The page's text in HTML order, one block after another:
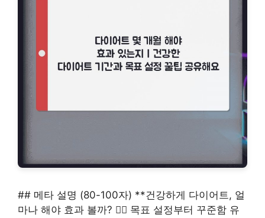
## 메타 설명 (80-100자) **건강하게 다이어트, 얼
마나 해야 효과 볼까? 🏃‍♀️ 목표 설정부터 꾸준함 유